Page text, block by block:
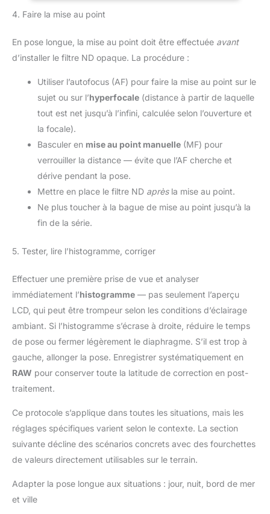
Mètres : Capturez vos clichés à distance avec cette
smartphone, idéal pour les prises de vue créatives ou à
l’extérieur Batterie Rechargeable Longue Durée : Alimentée par
une batterie 50mAh, cette télécommande bluetooth offre jusqu’à
distance recharge rapide via USB Type-C pour une autonomie
optimale lors de vos déplacements photo Simplicité
d’Utilisation & Robustesse : Déclencheur bluetooth un bouton
unique permet de déclencher photo ou vidéo facilement. Conçu
en ABS solide, ce déclencheur appareil photo résiste à plus de
4. Faire la mise au point
En pose longue, la mise au point doit être effectuée avant
d’installer le filtre ND opaque. La procédure :
Utiliser l’autofocus (AF) pour faire la mise au point sur le
sujet ou sur l’hyperfocale (distance à partir de laquelle
tout est net jusqu’à l’infini, calculée selon l’ouverture et
la focale).
Basculer en mise au point manuelle (MF) pour
verrouiller la distance — évite que l’AF cherche et
dérive pendant la pose.
Mettre en place le filtre ND aprèsla mise au point.
Ne plus toucher à la bague de mise au point jusqu’à la
fin de la série.
5. Tester, lire l’histogramme, corriger
Effectuer une première prise de vue et analyser
immédiatement l’histogramme — pas seulement l’aperçu
LCD, qui peut être trompeur selon les conditions d’éclairage
ambiant. Si l’histogramme s’écrase à droite, réduire le temps
de pose ou fermer légèrement le diaphragme. S’il est trop à
gauche, allonger la pose. Enregistrer systématiquement en
RAW pour conserver toute la latitude de correction en post-
traitement.
Ce protocole s’applique dans toutes les situations, mais les
réglages spécifiques varient selon le contexte. La section
suivante décline des scénarios concrets avec des fourchettes
de valeurs directement utilisables sur le terrain.
Adapter la pose longue aux situations : jour, nuit, bord de mer
et ville